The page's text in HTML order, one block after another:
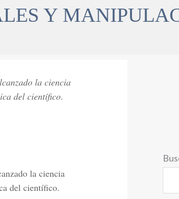
Y
la ciencia
del científico.
la ciencia
del científico.